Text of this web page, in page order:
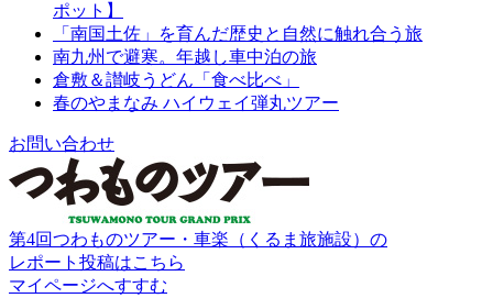
ポット】
「南国土佐」を育んだ歴史と自然に触れ合う旅
南九州で避寒。年越し車中泊の旅
倉敷＆讃岐うどん「食べ比べ」
春のやまなみ ハイウェイ弾丸ツアー
お問い合わせ
第4回つわものツアー・車楽（くるま旅施設）の
レポート投稿はこちら
マイページへすすむ